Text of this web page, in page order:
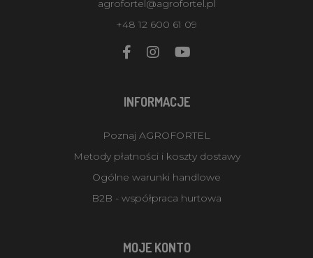
agrofortel@agrofortel.pl
+48 12 600 61 09
INFORMACJE
Poznaj AGROFORTEL
Metody płatności i koszty dostawy
Ogólne warunki handlowe
B2B - współpraca hurtowa
MOJE KONTO